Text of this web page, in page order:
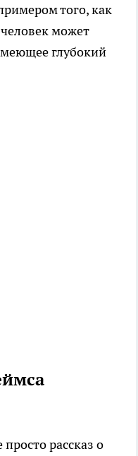
того, как
может
глубокий
рассказ о